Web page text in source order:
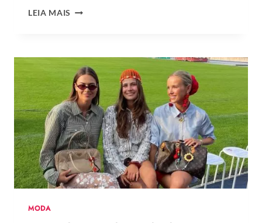
LEIA MAIS ENQUETE:
NOVO
CHINELO
DE
SALTO
DA
HAVAIANAS?
MODA